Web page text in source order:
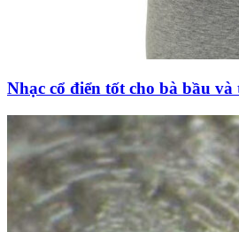
Nhạc cổ điển tốt cho bà bầu